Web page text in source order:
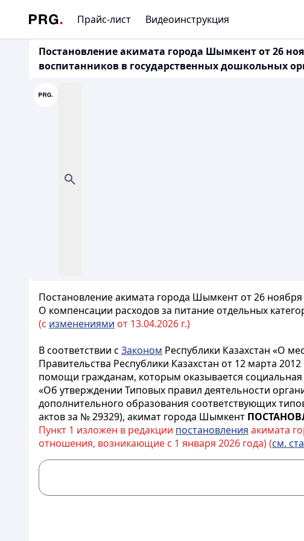
Прайс-лист Видеоинструкция
Постановление акимата города Шымкент от 26
воспитанников в государственных дошкольных
Постановление акимата города Шымкент от 26
О компенсации расходов за питание отдельных
(с изменениями от 13.04.2026 г.)
В соответствии с Законом Республики Казахстан «О
Правительства Республики Казахстан от 12 марта
помощи гражданам, которым оказывается
«Об утверждении Типовых правил деятельности
дополнительного образования соответствующих
актов за № 29329), акимат города Шымкент
Пункт 1 изложен в редакции постановления акимата
отношения, возникающие с 1 января 2026 года) (см.